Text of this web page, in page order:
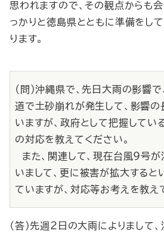
思われますので、その観点からも
っかりと徳島県とともに準備をし
ります。
（問）沖縄県で、先日大雨の影響
道で土砂崩れが発生して、影響
いますが、政府として把握してい
の対応を教えてください。
また、関連して、現在台風９号
いまして、更に被害が拡大すると
ていますが、対応等お考えを教え
（答）先週２日の大雨によりまして